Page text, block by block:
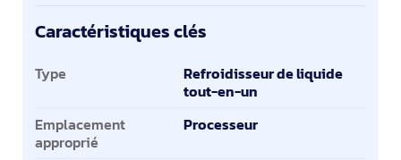
Caractéristiques clés
Caractéristiques clés
Type
Refroidisseur de liquide
tout-en-un
Emplacement
approprié
Processeur